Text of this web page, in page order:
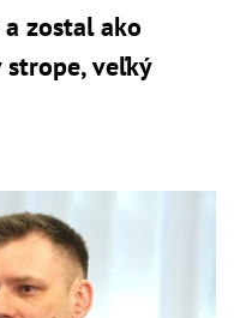
zostal ako
strope, veľký